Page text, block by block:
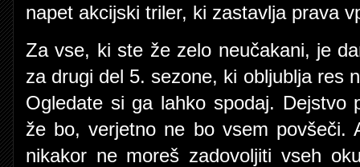
napet akcijski triler, ki zastavlja prava
Za vse, ki ste že zelo neučakani, je
za drugi del 5. sezone, ki obljublja res
Ogledate si ga lahko spodaj. Dejstvo
že bo, verjetno ne bo vsem povšeči.
nikakor ne moreš zadovoljiti vseh